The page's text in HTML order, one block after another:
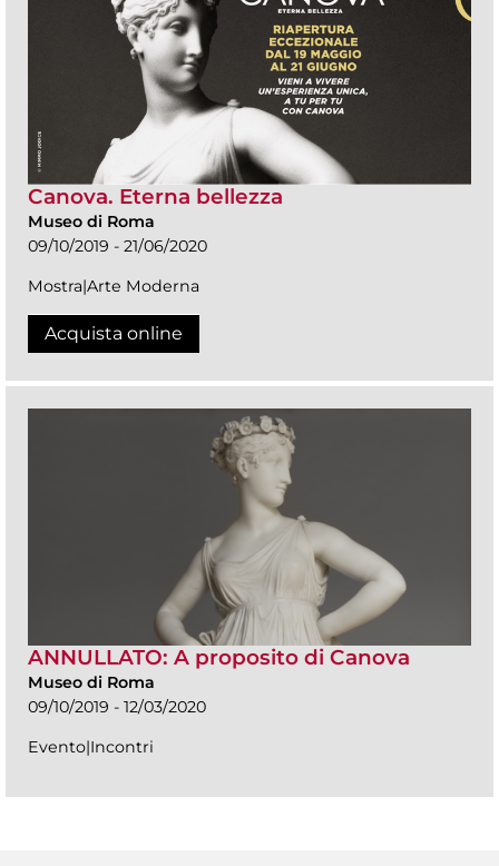
Canova. Eterna bellezza
Museo di Roma
09/10/2019 - 21/06/2020
Mostra|Arte Moderna
Acquista online
ANNULLATO: A proposito di Canova
Museo di Roma
09/10/2019 - 12/03/2020
Evento|Incontri